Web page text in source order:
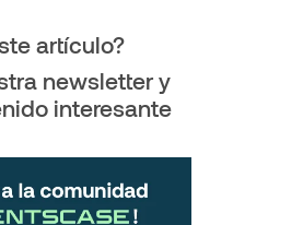
artículo?
newsletter y
interesante